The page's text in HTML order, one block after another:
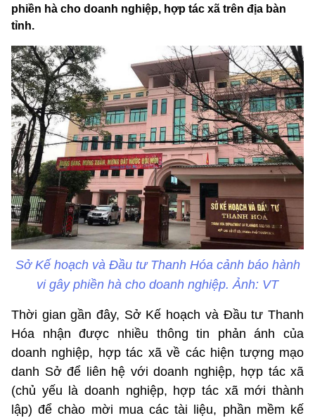
phiền hà cho doanh nghiệp, hợp tác xã trên địa bàn
tỉnh.
Sở Kế hoạch và Đầu tư Thanh Hóa cảnh báo hành
vi gây phiền hà cho doanh nghiệp. Ảnh: VT
Thời gian gần đây, Sở Kế hoạch và Đầu tư Thanh
Hóa nhận được nhiều thông tin phản ánh của
doanh nghiệp, hợp tác xã về các hiện tượng mạo
danh Sở để liên hệ với doanh nghiệp, hợp tác xã
(chủ yếu là doanh nghiệp, hợp tác xã mới thành
lập) để chào mời mua các tài liệu, phần mềm kế